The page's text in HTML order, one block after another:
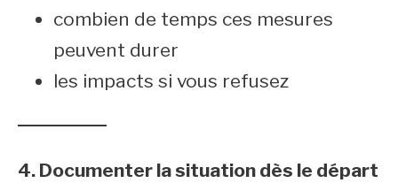
combien de temps ces mesures
peuvent durer
les impacts si vous refusez
4. Documenter la situation dès le départ